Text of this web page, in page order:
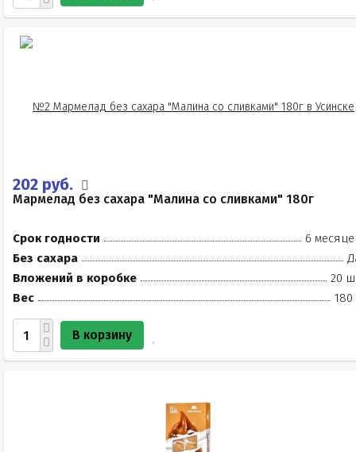
202 руб.
Мармелад без сахара "Малина со сливками" 180г
Срок годности
6
Без сахара
Вложений в коробке
20
Вес
180
В корзину